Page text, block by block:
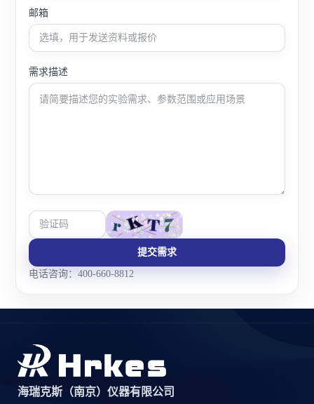
邮箱
需求描述
提交需求
电话咨询：400-660-8812
海瑞克斯（南京）仪器有限公司